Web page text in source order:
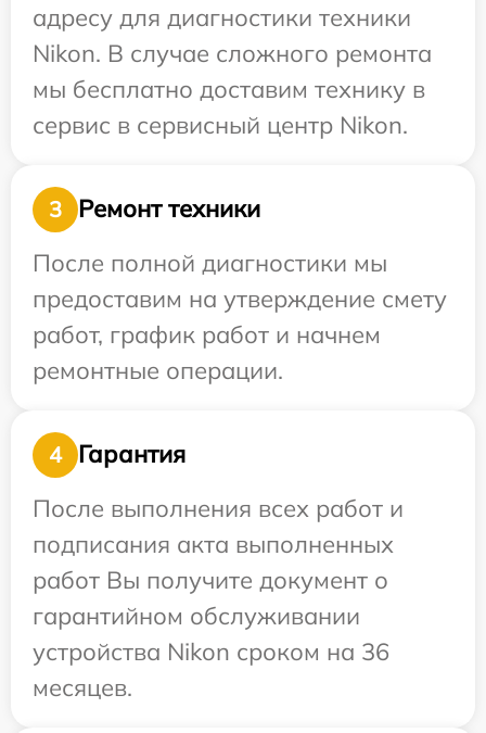
адресу для диагностики техники
Nikon. В случае сложного ремонта
мы бесплатно доставим технику в
сервис в сервисный центр Nikon.
3
Ремонт техники
После полной диагностики мы
предоставим на утверждение смету
работ, график работ и начнем
ремонтные операции.
4
Гарантия
После выполнения всех работ и
подписания акта выполненных
работ Вы получите документ о
гарантийном обслуживании
устройства Nikon сроком на 36
месяцев.